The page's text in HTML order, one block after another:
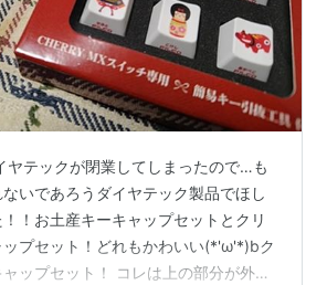
ヤテックが閉業してしまったので…も
いであろうダイヤテック製品でほし
！お土産キーキャップセットとクリ
ップセット！どれもかわいい(*'ω'*)bク
ップセット！ コレは上の部分が外せ